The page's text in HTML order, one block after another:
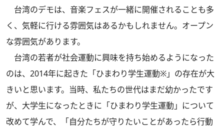
台湾のデモは、音楽フェスが一緒に開催されることも多
く、気軽に行ける雰囲気はあるかもしれません。オープン
な雰囲気があります。
台湾の若者が社会運動に興味を持ち始めるようになった
のは、2014年に起きた「ひまわり学生運動※」の存在が大
きいと思います。当時、私たちの世代はまだ幼かったです
が、大学生になったときに「ひまわり学生運動」について
改めて学んで、「自分たちが守りたいことがあったら行動